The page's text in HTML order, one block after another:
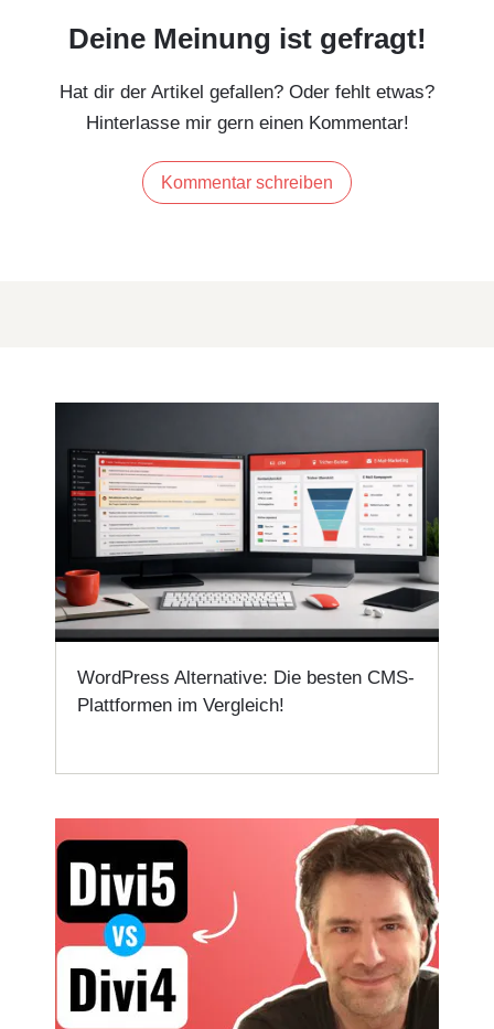
Deine Meinung ist gefragt!
Hat dir der Artikel gefallen? Oder fehlt etwas?
Hinterlasse mir gern einen Kommentar!
Kommentar schreiben
WordPress Alternative: Die besten CMS-
Plattformen im Vergleich!